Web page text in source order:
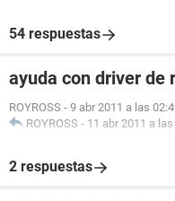
54 respuestas
ayuda con driver de
ROYROSS - 9 abr 2011 a las
ROYROSS - 11 abr 2011 a
2 respuestas